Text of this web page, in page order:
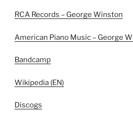
RCA Records – George Winston
American Piano Music – George
Bandcamp
Wikipedia (EN)
Discogs